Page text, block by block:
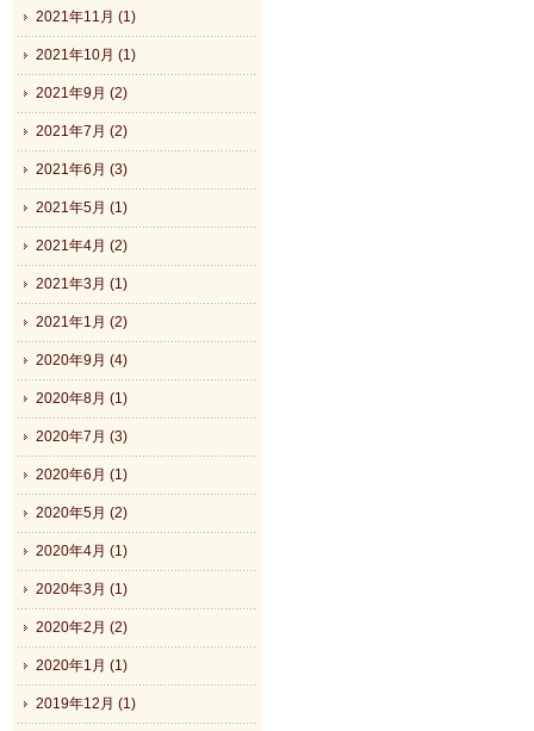
2021年11月 (1)
2021年10月 (1)
2021年9月 (2)
2021年7月 (2)
2021年6月 (3)
2021年5月 (1)
2021年4月 (2)
2021年3月 (1)
2021年1月 (2)
2020年9月 (4)
2020年8月 (1)
2020年7月 (3)
2020年6月 (1)
2020年5月 (2)
2020年4月 (1)
2020年3月 (1)
2020年2月 (2)
2020年1月 (1)
2019年12月 (1)